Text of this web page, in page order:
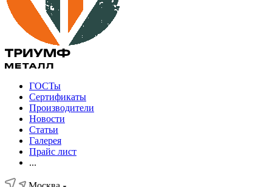
ГОСТы
Сертификаты
Производители
Новости
Статьи
Галерея
Прайс лист
...